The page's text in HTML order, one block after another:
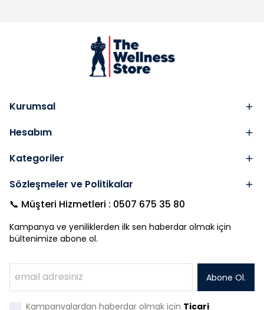
Kurumsal
Hesabım
Kategoriler
Sözleşmeler ve Politikalar
📞 Müşteri Hizmetleri : 0507 675 35 80
Kampanya ve yeniliklerden ilk sen haberdar olmak için
bültenimize abone ol.
Abone Ol.
Kampanyalardan haberdar olmak için Ticari